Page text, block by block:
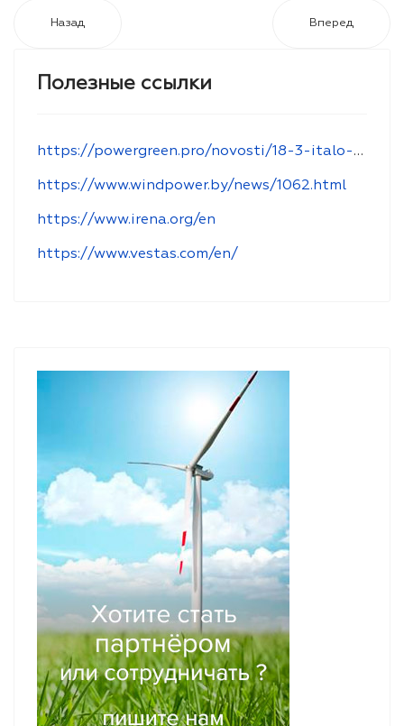
Назад Вперед
Полезные ссылки
https://powergreen.pro/novosti/18-3-italo-belorusskij-forum-po-zelenoj-ekonomike-minsk-8-oktyabrya-2019-g
https://www.windpower.by/news/1062.html
https://www.irena.org/en
https://www.vestas.com/en/